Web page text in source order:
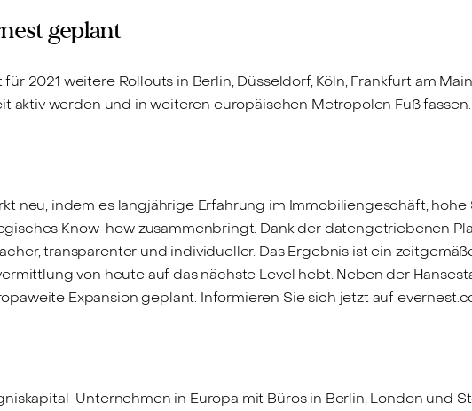
geplant
2021 weitere Rollouts in Berlin, Düsseldorf, Köln, Frankfurt am
aktiv werden und in weiteren europäischen Metropolen Fuß fassen.
neu, indem es langjährige Erfahrung im Immobiliengeschäft,
Know-how zusammenbringt. Dank der datengetriebenen
transparenter und individueller. Das Ergebnis ist ein
von heute auf das nächste Level hebt. Neben der
Expansion geplant. Informieren Sie sich jetzt auf
Unternehmen in Europa mit Büros in Berlin, London und